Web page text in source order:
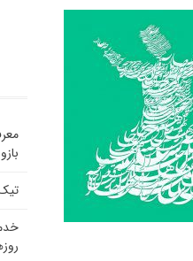
بازو